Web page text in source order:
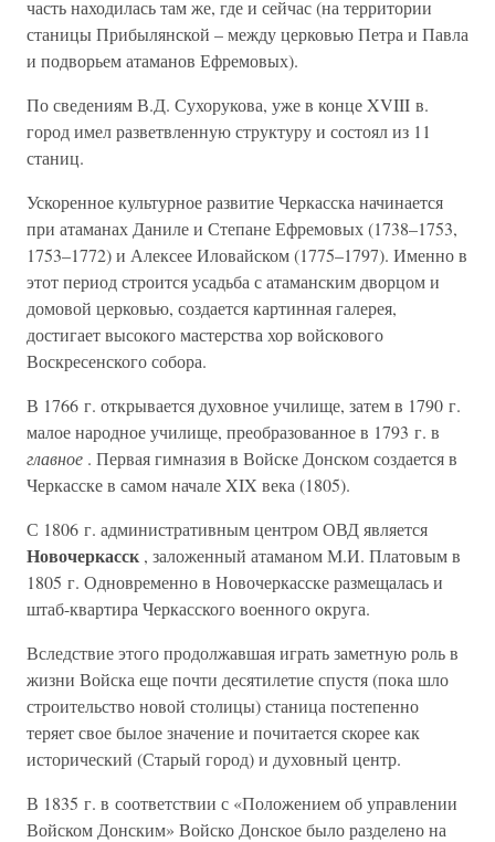
часть находилась там же, где и сейчас (на территории
станицы Прибылянской – между церковью Петра и Павла
и подворьем атаманов Ефремовых).
По сведениям В.Д. Сухорукова, уже в конце XVIII в.
город имел разветвленную структуру и состоял из 11
станиц.
Ускоренное культурное развитие Черкасска начинается
при атаманах Даниле и Степане Ефремовых (1738–1753,
1753–1772) и Алексее Иловайском (1775–1797). Именно в
этот период строится усадьба с атаманским дворцом и
домовой церковью, создается картинная галерея,
достигает высокого мастерства хор войскового
Воскресенского собора.
В 1766 г. открывается духовное училище, затем в 1790 г.
малое народное училище, преобразованное в 1793 г. в
главное . Первая гимназия в Войске Донском создается в
Черкасске в самом начале XIX века (1805).
С 1806 г. административным центром ОВД является
Новочеркасск , заложенный атаманом М.И. Платовым в
1805 г. Одновременно в Новочеркасске размещалась и
штаб-квартира Черкасского военного округа.
Вследствие этого продолжавшая играть заметную роль в
жизни Войска еще почти десятилетие спустя (пока шло
строительство новой столицы) станица постепенно
теряет свое былое значение и почитается скорее как
исторический (Старый город) и духовный центр.
В 1835 г. в соответствии с «Положением об управлении
Войском Донским» Войско Донское было разделено на